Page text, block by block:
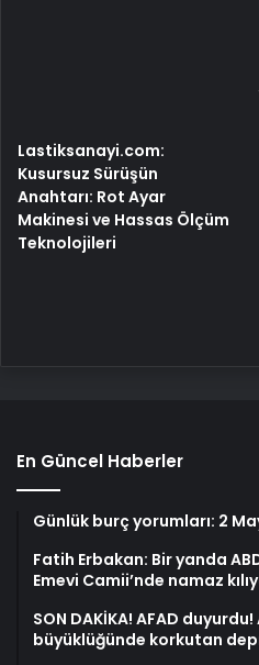
Lastiksanayi.com:
Kusursuz Sürüşün
Anahtarı: Rot Ayar
Makinesi ve Hassas Ölçüm
Teknolojileri
En Güncel Haberler
Günlük burç yorumları: 2
Fatih Erbakan: Bir yanda
Emevi Camii’nde namaz
SON DAKİKA! AFAD
büyüklüğünde korkutan